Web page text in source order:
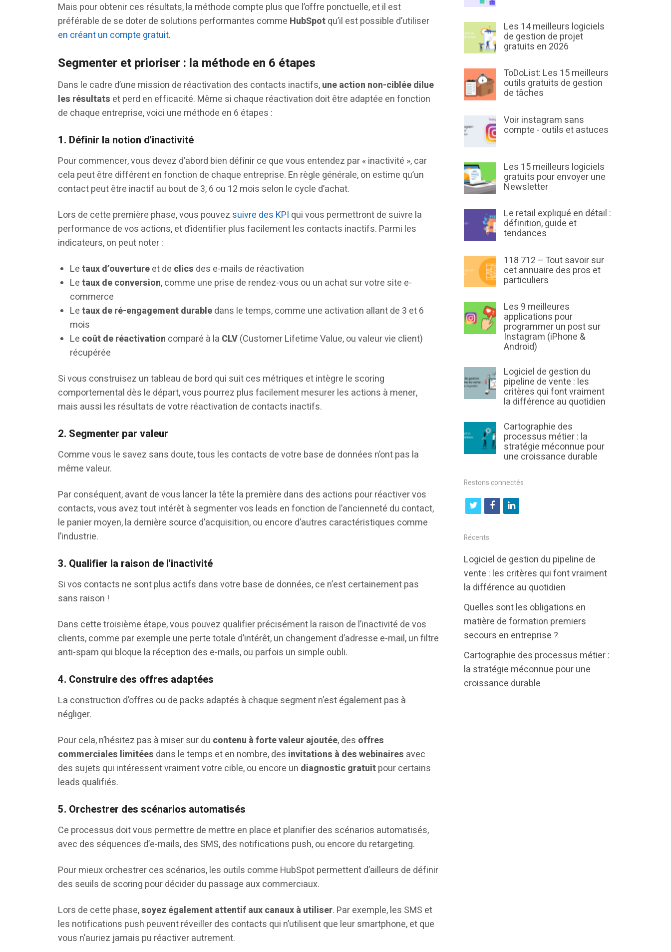
Mais pour obtenir ces résultats, la méthode compte plus que l’offre ponctuelle, et il est
préférable de se doter de solutions performantes comme HubSpotqu’il est possible d’utiliser
en créant un compte gratuit.
Segmenter et prioriser : la méthode en 6 étapes
Dans le cadre d’une mission de réactivation des contacts inactifs,une action non-ciblée dilue
les résultats et perd en efficacité. Même si chaque réactivation doit être adaptée en fonction
de chaque entreprise, voici une méthode en 6 étapes :
1. Définir la notion d’inactivité
Pour commencer, vous devez d’abord bien définir ce que vous entendez par « inactivité », car
cela peut être différent en fonction de chaque entreprise. En règle générale, on estime qu’un
contact peut être inactif au bout de 3, 6 ou 12 mois selon le cycle d’achat.
Lors de cette première phase, vous pouvez suivre des KPI qui vous permettront de suivre la
performance de vos actions, et d’identifier plus facilement les contacts inactifs. Parmi les
indicateurs, on peut noter :
Letaux d’ouvertureet de clics des e-mails de réactivation
Letaux de conversion, comme une prise de rendez-vous ou un achat sur votre site e-
commerce
Letaux de ré-engagement durabledans le temps, comme une activation allant de 3 et 6
mois
Le coût de réactivation comparé à la CLV(Customer Lifetime Value, ou valeur vie client)
récupérée
Si vous construisez un tableau de bord qui suit ces métriques et intègre le scoring
comportemental dès le départ, vous pourrez plus facilement mesurer les actions à mener,
mais aussi les résultats de votre réactivation de contacts inactifs.
2. Segmenter par valeur
Comme vous le savez sans doute, tous les contacts de votre base de données n’ont pas la
même valeur.
Par conséquent, avant de vous lancer la tête la première dans des actions pour réactiver vos
contacts, vous avez tout intérêt à segmenter vos leads en fonction de l’ancienneté du contact,
le panier moyen, la dernière source d’acquisition, ou encore d’autres caractéristiques comme
l’industrie.
3. Qualifier la raison de l’inactivité
Si vos contacts ne sont plus actifs dans votre base de données, ce n’est certainement pas
sans raison !
Dans cette troisième étape, vous pouvez qualifier précisément la raison de l’inactivité de vos
clients, comme par exemple une perte totale d’intérêt, un changement d’adresse e-mail, un filtre
anti-spam qui bloque la réception des e-mails, ou parfois un simple oubli.
4. Construire des offres adaptées
La construction d’offres ou de packs adaptés à chaque segment n’est également pas à
négliger.
Pour cela, n’hésitez pas à miser sur du contenu à forte valeur ajoutée, des offres
commerciales limitées dans le temps et en nombre, des invitations à des webinaires avec
des sujets qui intéressent vraiment votre cible, ou encore un diagnostic gratuitpour certains
leads qualifiés.
5. Orchestrer des scénarios automatisés
Ce processus doit vous permettre de mettre en place et planifier des scénarios automatisés,
avec des séquences d’e-mails, des SMS, des notifications push, ou encore du retargeting.
Pour mieux orchestrer ces scénarios, les outils comme HubSpot permettent d’ailleurs de définir
des seuils de scoring pour décider du passage aux commerciaux.
Lors de cette phase,soyez également attentif aux canaux à utiliser. Par exemple, les SMS et
les notifications push peuvent réveiller des contacts qui n’utilisent que leur smartphone, et que
vous n’auriez jamais pu réactiver autrement.
Les 14 meilleurs logiciels
de gestion de projet
gratuits en 2026
ToDoList: Les 15 meilleurs
outils gratuits de gestion
de tâches
Voir instagram sans
compte - outils et astuces
Les 15 meilleurs logiciels
gratuits pour envoyer une
Newsletter
Le retail expliqué en détail :
définition, guide et
tendances
118 712 – Tout savoir sur
cet annuaire des pros et
particuliers
Les 9 meilleures
applications pour
programmer un post sur
Instagram (iPhone &
Android)
Logiciel de gestion du
pipeline de vente : les
critères qui font vraiment
la différence au quotidien
Cartographie des
processus métier : la
stratégie méconnue pour
une croissance durable
Restons connectés
t
i
t
t
e
f
b
o
k
l
e
d
i
n
Récents
Logiciel de gestion du pipeline de
vente : les critères qui font vraiment
la différence au quotidien
Quelles sont les obligations en
matière de formation premiers
secours en entreprise ?
Cartographie des processus métier :
la stratégie méconnue pour une
croissance durable